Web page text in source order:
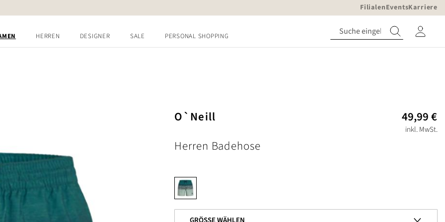
FilialenEventsKarriere
HERREN DESIGNER SALE PERSONAL SHOPPING
O`Neill
Herren Badehose
49,99 €
inkl. MwSt.